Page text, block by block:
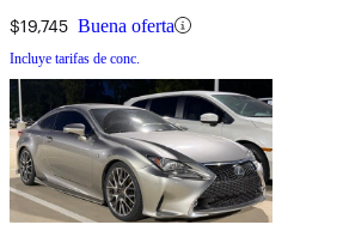
$19,745 Buena oferta
Incluye tarifas de conc.